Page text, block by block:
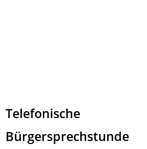
Telefonische
Bürgersprechstunde